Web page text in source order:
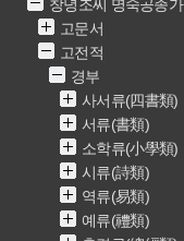
창녕조씨 명숙공종가
고문서
고전적
경부
사서류(四書類)
서류(書類)
소학류(小學類)
시류(詩類)
역류(易類)
예류(禮類)